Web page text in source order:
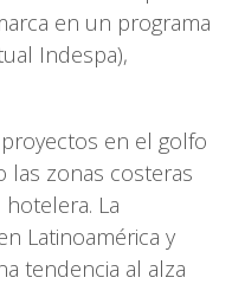
en un programa
Indespa),
en el golfo
las zonas costeras
La
Latinoamérica y
tendencia al alza